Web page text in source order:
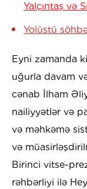
Yalçıntaş və
Yolüstü
Eyni zamanda
uğurla davam
cənab İlham
nailiyyətlər və
və məhkəmə
və
Birinci vitse-
rəhbərliyi ilə